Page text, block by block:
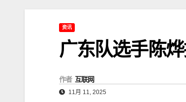
资讯
广东队选手陈
作者 互联网
11月 11, 2025